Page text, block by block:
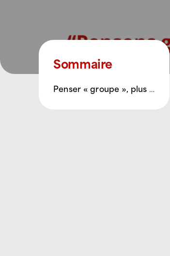
Sommaire
Penser « groupe », plus que jamais